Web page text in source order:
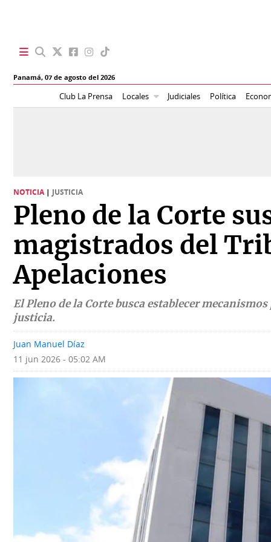
Panamá,07 de agosto del 2026
Club La Prensa Locales Judiciales Política
Política
Mundo
Deportes
Tecnología
Ponle
la
Firma
BBC
Vivir+
Opinión
Blogs
Fotografías
Fe
de
erratas
Comunicados
Contenido
RSS
NOTICIA | JUSTICIA
Pleno de la Corte
magistrados del
Apelaciones
El Pleno de la Corte busca establecer
justicia.
Juan Manuel Díaz
11 jun 2026 - 05:02 AM